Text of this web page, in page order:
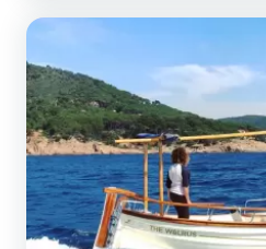
Invictus te vergeten.